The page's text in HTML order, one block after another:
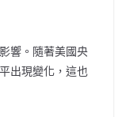
響。隨著美國央
出現變化，這也